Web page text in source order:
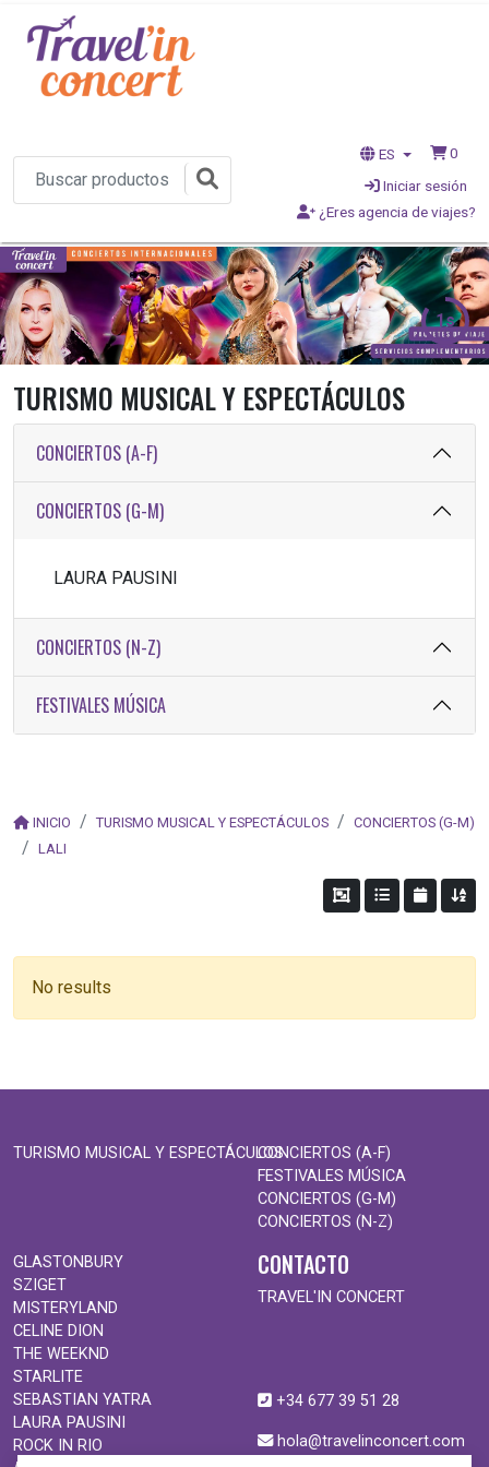
ES
0
Iniciar sesión
¿Eres agencia de viajes?
1s
TURISMO MUSICAL Y ESPECTÁCULOS
CONCIERTOS (A-F)
CONCIERTOS (G-M)
LAURA PAUSINI
CONCIERTOS (N-Z)
FESTIVALES MÚSICA
INICIO TURISMO MUSICAL Y ESPECTÁCULOS
CONCIERTOS (G-M)
LALI
No results
TURISMO MUSICAL Y ESPECTÁCULOSCONCIERTOS (A-F)
FESTIVALES MÚSICA
CONCIERTOS (G-M)
CONCIERTOS (N-Z)
GLASTONBURY
SZIGET
MISTERYLAND
CELINE DION
THE WEEKND
STARLITE
SEBASTIAN YATRA
LAURA PAUSINI
ROCK IN RIO
CONTACTO
TRAVEL'IN CONCERT
+34 677 39 51 28
hola@travelinconcert.com